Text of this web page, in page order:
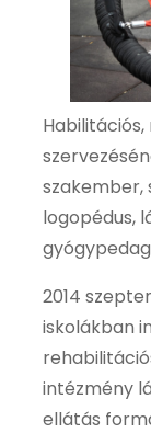
szakember,
logopédus,
2014
iskolákban
intézmény
ellátás